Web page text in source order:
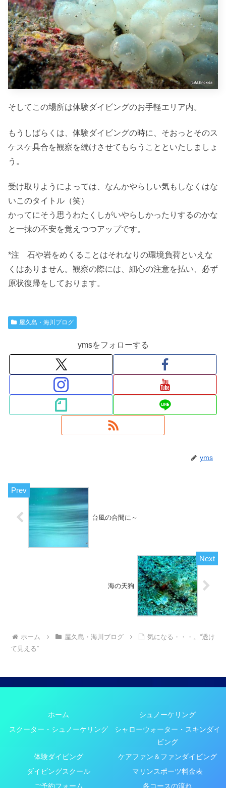
そしてこの場所は体験ダイビングのお手軽エリア内。
もうしばらくは、体験ダイビングの時に、そおっとそのス
ケスケ具合を観察を続けさせてもらうことといたしましょ
う。
受け取りようによっては、なんかやらしい気もしなくはな
いこのタイトル（笑）
かってにそう思うわたくしがいやらしかったりするのかな
と一抹の不安を覚えつつアップです。
*注 石や岩をめくることはそれなりの環境負荷といえな
くはありません。観察の際には、細心の注意を払い、必ず
原状復帰をしております。
屋久島・海川ブログ
ymsをフォローする
yms
台風の合間に～
海の天狗
ホーム 屋久島・海川ブログ
気になる・・・。“透け
て見える”
ホーム
シュノーケリング
スクーター・シュノーケリング
シャローウォーター・スキンダイ
ビング
体験ダイビング
ケアファン＆ファンダイビング
ダイビングスクール
マリンスポーツ料金表
ご予約フォーム
各コースの流れ